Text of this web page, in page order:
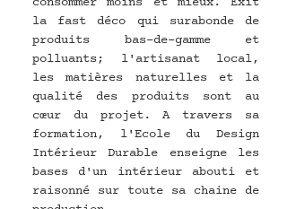
la fast déco qui surabonde de
produits bas-de-gamme et
polluants; l'artisanat local,
les matières naturelles et la
qualité des produits sont au
cœur du projet. A travers sa
formation, l'Ecole du Design
Intérieur Durable enseigne les
bases d'un intérieur abouti et
raisonné sur toute sa chaine de